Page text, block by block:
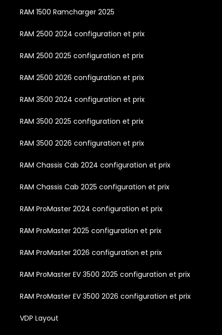
RAM 1500 Ramcharger 2025
RAM 2500 2024 configuration et prix
RAM 2500 2025 configuration et prix
RAM 2500 2026 configuration et prix
RAM 3500 2024 configuration et prix
RAM 3500 2025 configuration et prix
RAM 3500 2026 configuration et prix
RAM Chassis Cab 2024 configuration et prix
RAM Chassis Cab 2025 configuration et prix
RAM ProMaster 2024 configuration et prix
RAM ProMaster 2025 configuration et prix
RAM ProMaster 2026 configuration et prix
RAM ProMaster EV 3500 2025 configuration et prix
RAM ProMaster EV 3500 2026 configuration et prix
VDP Layout